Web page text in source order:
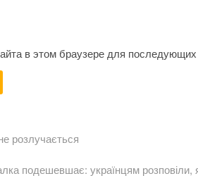
в этом браузере для
розлучається
подешевшає: українцям розповіли,